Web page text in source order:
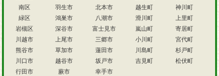
南区
緑区
岩槻区
川越市
熊谷市
川口市
行田市
羽生市
鴻巣市
深谷市
上尾市
草加市
越谷市
蕨市
北本市
八潮市
富士見市
三郷市
蓮田市
坂戸市
幸手市
越生町
滑川町
嵐山町
小川町
川島町
吉見町
神川町
上里町
寄居町
宮代町
杉戸町
松伏町